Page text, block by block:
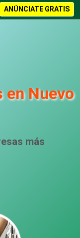
ANÚNCIATE GRATIS
en Nuevo
más